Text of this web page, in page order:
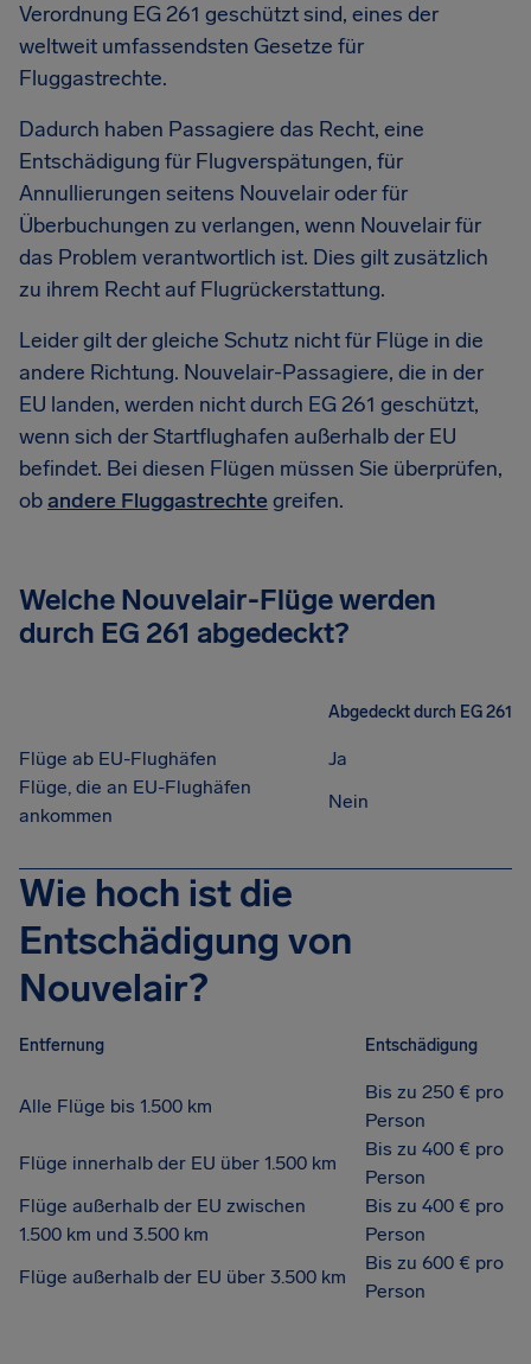
Verordnung EG 261 geschützt sind, eines der
weltweit umfassendsten Gesetze für
Fluggastrechte.
Dadurch haben Passagiere das Recht, eine
Entschädigung für Flugverspätungen, für
Annullierungen seitens Nouvelair oder für
Überbuchungen zu verlangen, wenn Nouvelair für
das Problem verantwortlich ist. Dies gilt zusätzlich
zu ihrem Recht auf Flugrückerstattung.
Leider gilt der gleiche Schutz nicht für Flüge in die
andere Richtung. Nouvelair-Passagiere, die in der
EU landen, werden nicht durch EG 261 geschützt,
wenn sich der Startflughafen außerhalb der EU
befindet. Bei diesen Flügen müssen Sie überprüfen,
obandere Fluggastrechtegreifen.
Welche Nouvelair-Flüge werden
durch EG 261 abgedeckt?
Abgedeckt durch EG 261
Flüge ab EU-Flughäfen
Ja
Flüge, die an EU-Flughäfen
ankommen
Nein
Wie hoch ist die
Entschädigung von
Nouvelair?
Entfernung Entschädigung
Alle Flüge bis 1.500 km
Bis zu 250 € pro
Person
Flüge innerhalb der EU über 1.500 km
Bis zu 400 € pro
Person
Flüge außerhalb der EU zwischen
1.500 km und 3.500 km
Bis zu 400 € pro
Person
Flüge außerhalb der EU über 3.500 km
Bis zu 600 € pro
Person